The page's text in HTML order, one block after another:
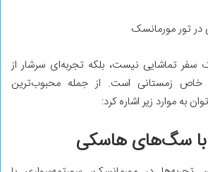
در تور مورمانسک
تماشایی نیست، بلکه تجربه‌ای سرشار از
زمستانی است. از جمله محبوب‌ترین
به موارد زیر اشاره کرد:
با سگ‌های هاسکی